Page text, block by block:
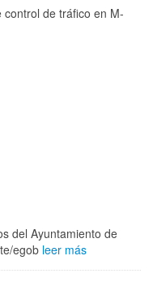
de tráfico en M-
del Ayuntamiento de
egob leer más